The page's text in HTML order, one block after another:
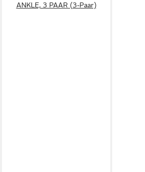
ANKLE, 3 PAAR (3-Paar)